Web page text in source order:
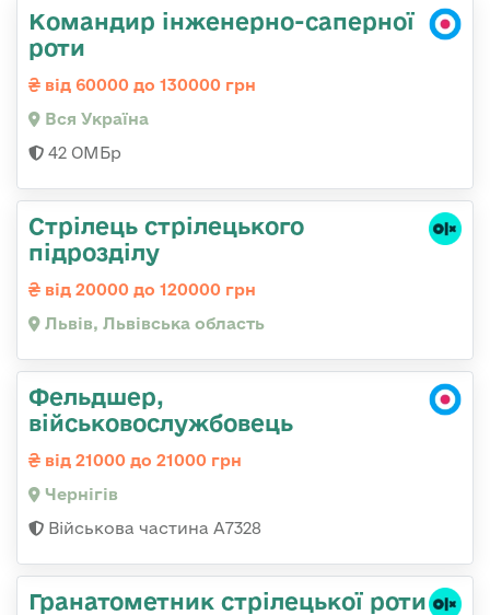
Командир інженерно-саперної
роти
від 60000 до 130000 грн
Вся Україна
42 ОМБр
Стрілець стрілецького
підрозділу
від 20000 до 120000 грн
Львів, Львівська область
Фельдшер,
військовослужбовець
від 21000 до 21000 грн
Чернігів
Військова частина А7328
Гранатометник стрілецької роти